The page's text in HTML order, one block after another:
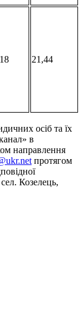
21,44
осіб та їх
в
направлення
протягом
Козелець,